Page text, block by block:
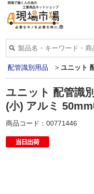
配管識別用品 > ユニット
ユニット 配管識
(小) アルミ
商品コード： 00771446